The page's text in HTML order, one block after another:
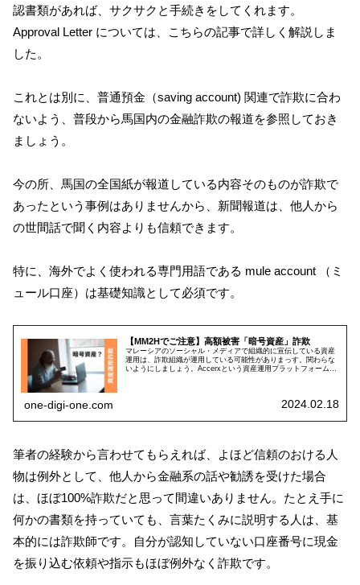
認書類があれば、サクサクと手続きをしてくれます。
Approval Letter については、こちらの記事で詳しく解説しま
した。
これとは別に、普通預金（saving account) 関連で詐欺に合わ
ないよう、普段から馬国内の金融詐欺の報道を参照しておき
ましょう。
今の所、馬国の全国紙が報道している内容そのものが詐欺で
あったという事例はありませんから、新聞報道は、他人から
の世間話で聞く内容よりも信頼できます。
特に、海外でよく使われる専門用語である mule account （ミ
ュール口座）は基礎知識として必須です。
【MM2Hでご注意】高額被害「暗号資産」詐欺
マレーシアのソーシャル・メディアで組織的に宣伝している資産
運用は、詐欺組織が運用している可能性がありまっす。関わらな
いようにしましょう。Accerxという資産運用プラットフォーム
one-digi-one.com 2024.02.18
筆者の経験から言わせてもらえれば、よほど信頼のおける人
物は例外として、他人から金融系の話や勧誘を受けた場合
は、ほぼ100%詐欺だと思って間違いありません。たとえ手に
何かの書類を持っていても、言葉たくみに説明する人は、基
本的には詐欺師です。自分が認知していない口座番号に現金
を振り込む依頼や指示もほぼ例外なく詐欺です。